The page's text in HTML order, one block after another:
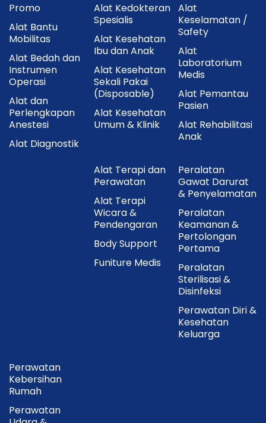
Promo
Alat Bantu
Mobilitas
Alat Bedah dan
Instrumen
Operasi
Alat dan
Perlengkapan
Anestesi
Alat Diagnostik
Alat Kedokteran
Spesialis
Alat Kesehatan
Ibu dan Anak
Alat Kesehatan
Sekali Pakai
(Disposable)
Alat Kesehatan
Umum & Klinik
Alat
Keselamatan /
Safety
Alat
Laboratorium
Medis
Alat Pemantau
Pasien
Alat Rehabilitasi
Anak
Alat Terapi dan
Perawatan
Alat Terapi
Wicara &
Pendengaran
Body Support
Funiture Medis
Peralatan
Gawat Darurat
& Penyelamatan
Peralatan
Keamanan &
Pertolongan
Pertama
Peralatan
Sterilisasi &
Disinfeksi
Perawatan Diri &
Kesehatan
Keluarga
Perawatan
Kebersihan
Rumah
Perawatan